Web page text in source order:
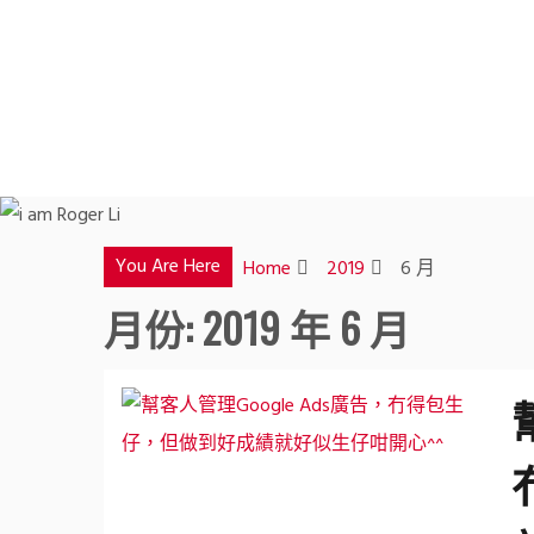
You Are Here Home 2019 6 月
月份:2019 年 6 月